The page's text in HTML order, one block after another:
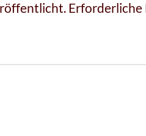
Erforderliche